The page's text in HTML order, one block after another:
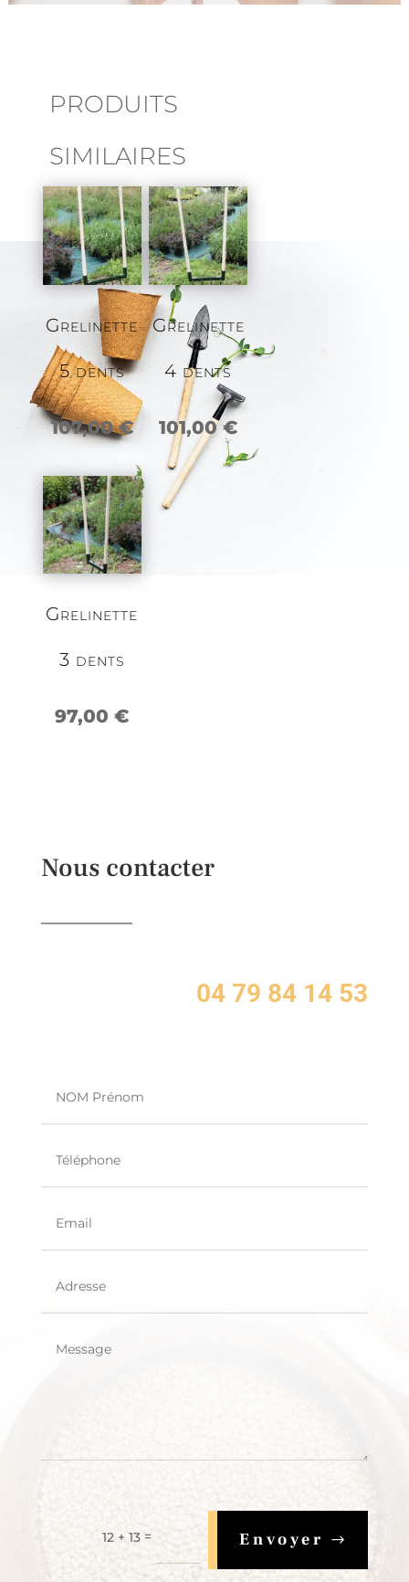
PRODUITS
SIMILAIRES
Grelinette
5 dents
107,00€
Grelinette
4 dents
101,00€
Grelinette
3 dents
97,00€
Nous contacter
04 79 84 14 53
12 + 13= Envoyer